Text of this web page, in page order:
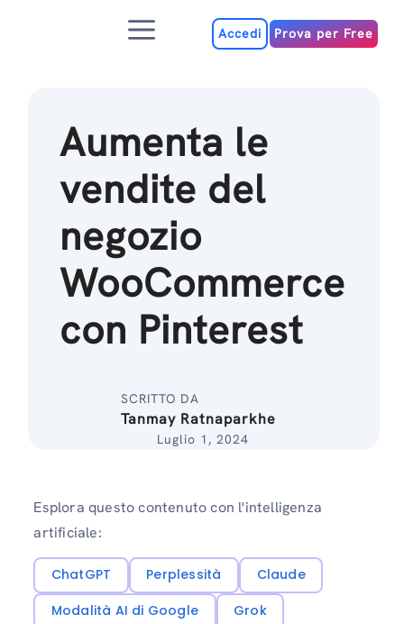
MenuAccedi Prova per Free
Aumenta le
vendite del
negozio
WooCommerce
con Pinterest
SCRITTO DA
Tanmay Ratnaparkhe
Luglio 1, 2024
Esplora questo contenuto con l'intelligenza
artificiale:
ChatGPT Perplessità
Claude
Modalità AI di Google
Grok